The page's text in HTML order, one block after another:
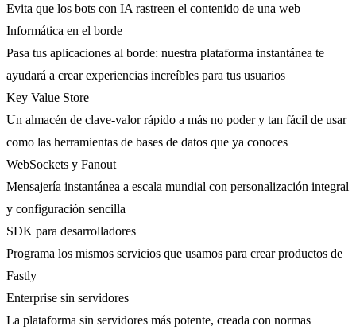
Evita que los bots con IA rastreen el contenido de una web
Informática en el borde
Pasa tus aplicaciones al borde: nuestra plataforma instantánea te
ayudará a crear experiencias increíbles para tus usuarios
Key Value Store
Un almacén de clave-valor rápido a más no poder y tan fácil de usar
como las herramientas de bases de datos que ya conoces
WebSockets y Fanout
Mensajería instantánea a escala mundial con personalización integral
y configuración sencilla
SDK para desarrolladores
Programa los mismos servicios que usamos para crear productos de
Fastly
Enterprise sin servidores
La plataforma sin servidores más potente, creada con normas